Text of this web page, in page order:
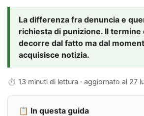
La differenza fra denuncia e
richiesta di punizione. Il termine
decorre dal fatto ma dal
acquisisce notizia.
⏱ 13 minuti di lettura · aggiornato al 27
📋 In questa guida